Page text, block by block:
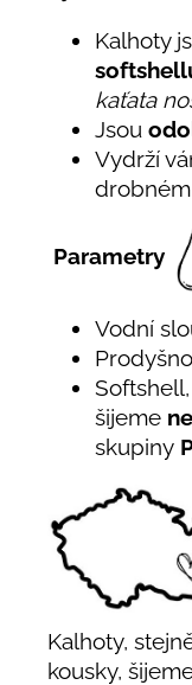
Kalhoty
kaťata
Jsou
Vydrží
Parametry
Vodní
šijeme
skupiny
Kalhoty,
kousky,